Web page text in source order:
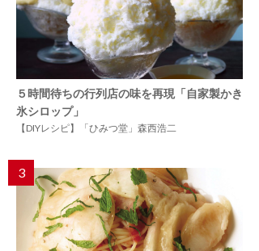
５時間待ちの行列店の味を再現「自家製かき
氷シロップ」
【DIYレシピ】「ひみつ堂」森西浩二
3